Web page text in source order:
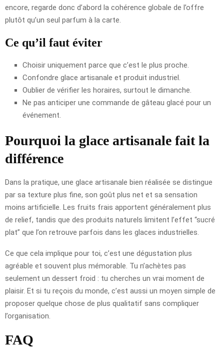
encore, regarde donc d’abord la cohérence globale de l’offre
plutôt qu’un seul parfum à la carte.
Ce qu’il faut éviter
Choisir uniquement parce que c’est le plus proche.
Confondre glace artisanale et produit industriel.
Oublier de vérifier les horaires, surtout le dimanche.
Ne pas anticiper une commande de gâteau glacé pour un
événement.
Pourquoi la glace artisanale fait la
différence
Dans la pratique, une glace artisanale bien réalisée se distingue
par sa texture plus fine, son goût plus net et sa sensation
moins artificielle. Les fruits frais apportent généralement plus
de relief, tandis que des produits naturels limitent l’effet “sucré
plat” que l’on retrouve parfois dans les glaces industrielles.
Ce que cela implique pour toi, c’est une dégustation plus
agréable et souvent plus mémorable. Tu n’achètes pas
seulement un dessert froid : tu cherches un vrai moment de
plaisir. Et si tu reçois du monde, c’est aussi un moyen simple de
proposer quelque chose de plus qualitatif sans compliquer
l’organisation.
FAQ